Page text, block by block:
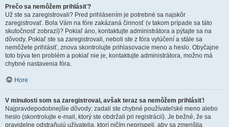
Prečo sa nemôžem prihlásiť?
Už ste sa zaregistrovali? Pred prihlásením je potrebné sa najskôr
zaregistrovať. Bola Vám na fóre zakázaná činnosť (v takom prípade sa táto
skutočnosť zobrazí)? Pokiaľ áno, kontaktujte administrátora a pýtajte sa na
dôvody. Pokiaľ ste sa zaregistrovali, neboli ste z fóra vylúčení a stále sa
nemôžete prihlásiť, znova skontrolujte prihlasovacie meno a heslo. Obyčajne
toto býva ten problém a pokiaľ nie je, kontaktujte administrátora, možno má
chybné nastavenia fóra.
Hore
V minulosti som sa zaregistroval, avšak teraz sa nemôžem prihlásiť!
Najpravdepodobnejšie dôvody: zadali ste chybné používateľské meno alebo
heslo (skontrolujte e-mail, ktorý ste obdržali pri registrácií). Je bežné, že sa
pravidelne odstraňujú užívatelia, ktorí ničím neprispeli, aby sa zmenšila